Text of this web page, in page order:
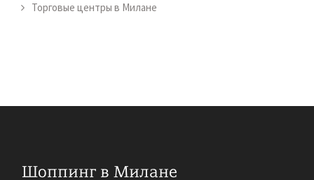
Торговые центры в Милане